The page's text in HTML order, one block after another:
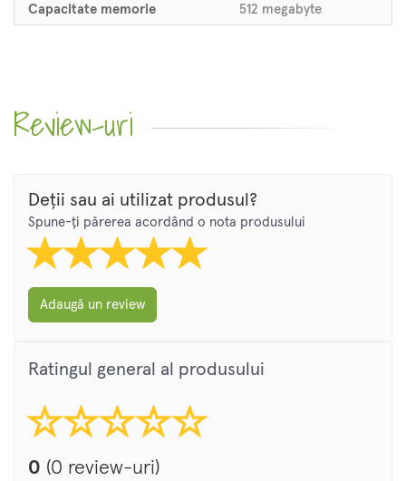
Capacitate memorie 512 megabyte
Review-uri
Deții sau ai utilizat produsul?
Spune-ți părerea acordând o nota produsului
Adaugă un review
Ratingul general al produsului
0 (0 review-uri)